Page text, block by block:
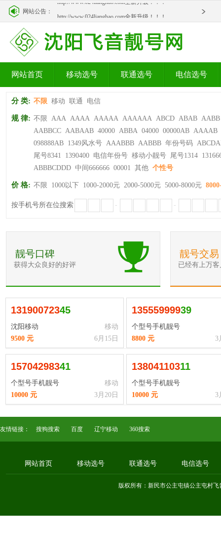
网站公告：
网站首页 移动选号 联通选号 电信选号
分 类: 不限 移动 联通 电信
规 律: 不限 AAA AAAA AAAAA AAAAAA ABCD ABAB AABB
AABBCC AABAAB 40000 ABBA 04000 00000AB AAAAB
098888AB 1349风水号 AAABBB AABBB 年份号码
尾号8341
1390400 电信年份号 移动小靓号 尾号1314
ABBBCDDD 中间666666 00001 其他 个性号
价 格: 不限 1000以下 1000-2000元 2000-5000元 5000-8000元
按手机号所在位搜索 - -
靓号口碑
获得大众良好的好评
靓号交易
已经有上万
13190072345
沈阳移动
移动
6月15日
9500 元
13555999939
个型号手机靓号
3
8800 元
15704298341
个型号手机靓号
移动
3月20日
10000 元
13804110311
个型号手机靓号
3
10000 元
友情链接： 搜狗搜索 百度 辽宁移动 360搜索
网站首页 移动选号 联通选号 电信选号
版权所有：新民市公主屯镇公主屯村